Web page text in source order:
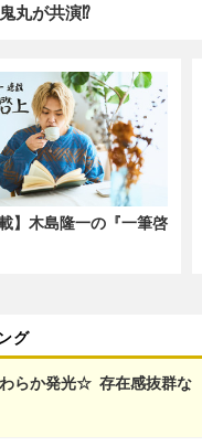
丸が共演⁉
載】木島隆一の『一筆啓
グ
らか発光☆ 存在感抜群な